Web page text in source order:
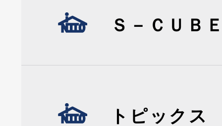
Ｓ－ＣＵＢ
トピックス